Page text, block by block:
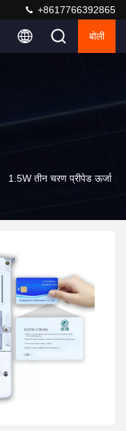
+8617766392865
बोली
1.5W तीन चरण प्रीपेड ऊर्जा